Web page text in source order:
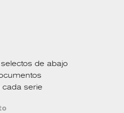
de abajo
cada serie